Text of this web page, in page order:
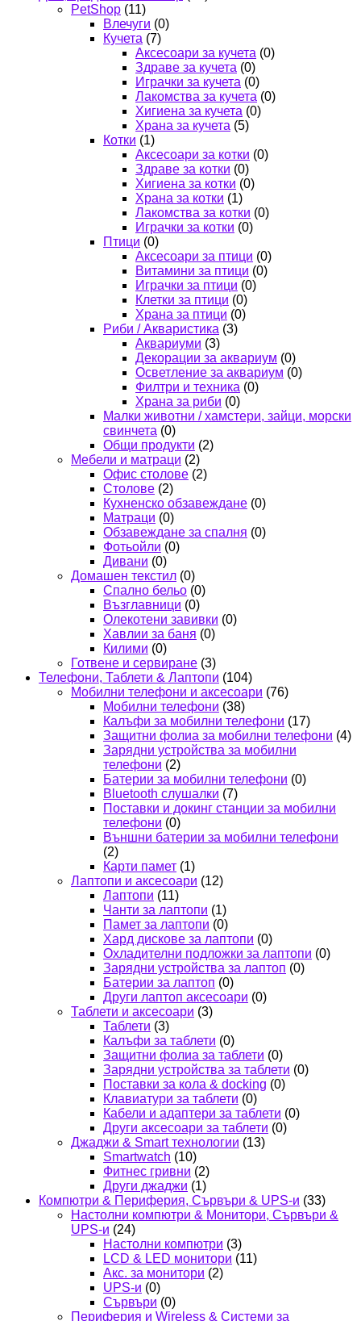
PetShop (11)
Влечуги (0)
Кучета (7)
Аксесоари за кучета (0)
Здраве за кучета (0)
Играчки за кучета (0)
Лакомства за кучета (0)
Хигиена за кучета (0)
Храна за кучета (5)
Котки (1)
Аксесоари за котки (0)
Здраве за котки (0)
Хигиена за котки (0)
Храна за котки (1)
Лакомства за котки (0)
Играчки за котки (0)
Птици (0)
Аксесоари за птици (0)
Витамини за птици (0)
Играчки за птици (0)
Клетки за птици (0)
Храна за птици (0)
Риби / Акваристика (3)
Аквариуми (3)
Декорации за аквариум (0)
Осветление за аквариум (0)
Филтри и техника (0)
Храна за риби (0)
Малки животни / хамстери, зайци, морски
свинчета (0)
Общи продукти (2)
Мебели и матраци (2)
Офис столове (2)
Столове (2)
Кухненско обзавеждане (0)
Матраци (0)
Обзавеждане за спалня (0)
Фотьойли (0)
Дивани (0)
Домашен текстил (0)
Спално бельо (0)
Възглавници (0)
Олекотени завивки (0)
Хавлии за баня (0)
Килими (0)
Готвене и сервиране (3)
Телефони, Таблети & Лаптопи (104)
Мобилни телефони и аксесоари (76)
Мобилни телефони (38)
Калъфи за мобилни телефони (17)
Защитни фолиа за мобилни телефони (4)
Зарядни устройства за мобилни
телефони (2)
Батерии за мобилни телефони (0)
Bluetooth слушалки (7)
Поставки и докинг станции за мобилни
телефони (0)
Външни батерии за мобилни телефони
(2)
Карти памет (1)
Лаптопи и аксесоари (12)
Лаптопи (11)
Чанти за лаптопи (1)
Памет за лаптопи (0)
Хард дискове за лаптопи (0)
Охладителни подложки за лаптопи (0)
Зарядни устройства за лаптоп (0)
Батерии за лаптоп (0)
Други лаптоп аксесоари (0)
Таблети и аксесоари (3)
Таблети (3)
Калъфи за таблети (0)
Защитни фолиа за таблети (0)
Зарядни устройства за таблети (0)
Поставки за кола & docking (0)
Клавиатури за таблети (0)
Кабели и адаптери за таблети (0)
Други аксесоари за таблети (0)
Джаджи & Smart технологии (13)
Smartwatch (10)
Фитнес гривни (2)
Други джаджи (1)
Компютри & Периферия, Сървъри & UPS-и (33)
Настолни компютри & Монитори, Сървъри &
UPS-и (24)
Настолни компютри (3)
LCD & LED монитори (11)
Акс. за монитори (2)
UPS-и (0)
Сървъри (0)
Периферия и Wireless & Системи за